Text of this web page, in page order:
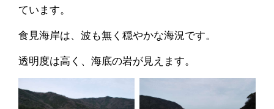
ています。
食見海岸は、波も無く穏やかな海況です。
透明度は高く、海底の岩が見えます。